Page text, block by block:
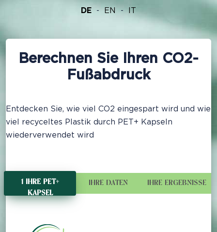
DE EN IT
Berechnen Sie Ihren CO2-
Fußabdruck
Entdecken Sie, wie viel CO2 eingespart wird und wie
viel recyceltes Plastik durch PET+ Kapseln
wiederverwendet wird
1 IHRE PET+ KAPSEL IHRE DATEN IHRE ERGEBNISSE